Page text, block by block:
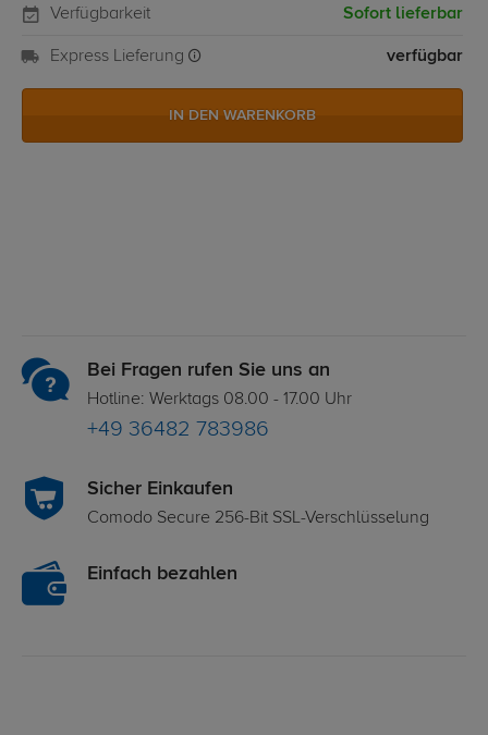
Verfügbarkeit Sofort lieferbar
Express Lieferung verfügbar
IN DEN WARENKORB
Bei Fragen rufen Sie uns an
Hotline: Werktags 08.00 - 17.00 Uhr
+49 36482 783986
Sicher Einkaufen
Comodo Secure 256-Bit SSL-Verschlüsselung
Einfach bezahlen